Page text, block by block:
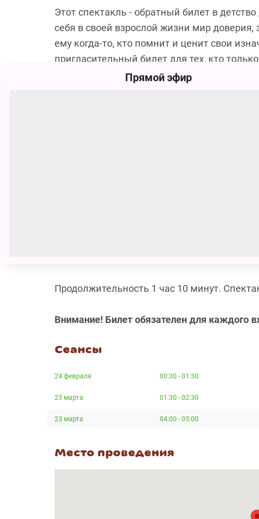
Этот спектакль - обратный билет в
себя в своей взрослой жизни мир
ему когда-то, кто помнит и ценит свои
пригласительный билет для тех, кто
то, что звезды смеются, сердце
Добро, встречное движение и
Бронируйте билеты на спектакль
телефону (812) 703-40-40 или заказывайте
Спектакль – лауреат Высшей
(сезон 2005-2006г.) в номинации «Лучший
Номинант Высшей национальной премии
номинации «Лучшая работа режиссера в
Художники – А.Запорожский и А.Торик.
Продолжительность 1 час 10 минут.
Внимание! Билет обязателен для каждого
Сеансы
24 февраля 00:30 - 01:30
23 марта 01:30 - 02:30
23 марта 04:00 - 05:00
Место проведения
Прямой эфир